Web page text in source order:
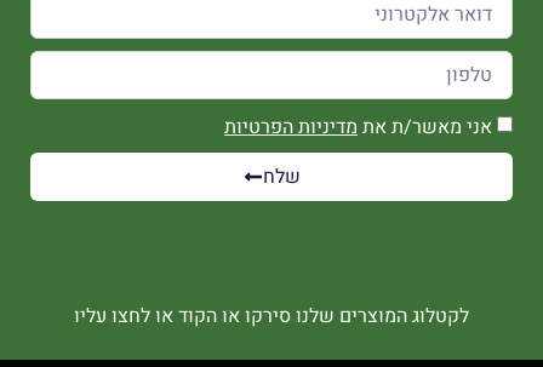
אני מאשר/ת את מדיניות הפרטיות
שלח
לקטלוג המוצרים שלנו סירקו או הקוד או לחצו עליו